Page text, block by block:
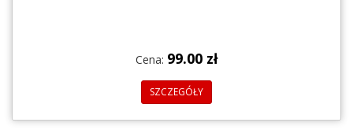
Cena: 99.00 zł
SZCZEGÓŁY